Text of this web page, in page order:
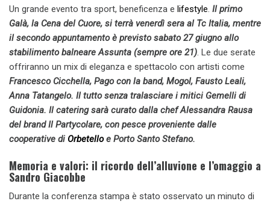
Un grande evento tra sport, beneficenza e lifestyle. Il primo
Galà, la Cena del Cuore, si terrà venerdì sera al Tc Italia, mentre
il secondo appuntamento è previsto sabato 27 giugno allo
stabilimento balneare Assunta (sempre ore 21). Le due serate
offriranno un mix di eleganza e spettacolo con artisti come
Francesco Cicchella, Pago con la band, Mogol, Fausto Leali,
Anna Tatangelo. Il tutto senza tralasciare i mitici Gemelli di
Guidonia. Il catering sarà curato dalla chef Alessandra Rausa
del brand Il Partycolare, con pesce proveniente dalle
cooperative di Orbetelloe Porto Santo Stefano.
Memoria e valori: il ricordo dell’alluvione e l’omaggio a
Sandro Giacobbe
Durante la conferenza stampa è stato osservato un minuto di